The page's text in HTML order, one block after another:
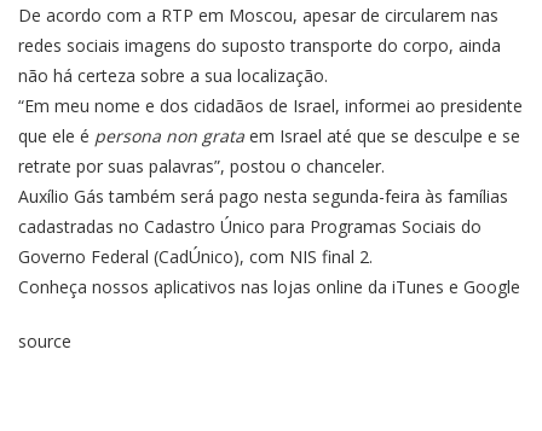
De acordo com a RTP em Moscou, apesar de circularem nas
redes sociais imagens do suposto transporte do corpo, ainda
não há certeza sobre a sua localização.
“Em meu nome e dos cidadãos de Israel, informei ao presidente
que ele é persona non grata em Israel até que se desculpe e se
retrate por suas palavras”, postou o chanceler.
Auxílio Gás também será pago nesta segunda-feira às famílias
cadastradas no Cadastro Único para Programas Sociais do
Governo Federal (CadÚnico), com NIS final 2.
Conheça nossos aplicativos nas lojas online da iTunes e Google
source